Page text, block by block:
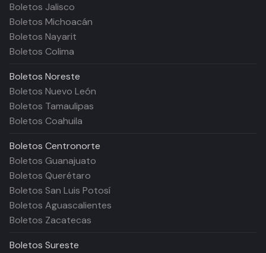
Boletos Jalisco
Boletos Michoacán
Boletos Nayarit
Boletos Colima
Boletos Noreste
Boletos Nuevo León
Boletos Tamaulipas
Boletos Coahuila
Boletos Centronorte
Boletos Guanajuato
Boletos Querétaro
Boletos San Luis Potosí
Boletos Aguascalientes
Boletos Zacatecas
Boletos Sureste